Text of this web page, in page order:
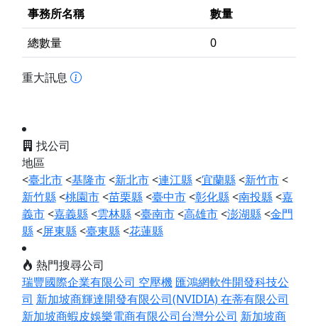
事務所名稱
數量
總數量
0
重大訊息
找公司
地區
<臺北市<基隆市<新北市<連江縣<宜蘭縣<新竹市<
新竹縣<桃園市<苗栗縣<臺中市<彰化縣<南投縣<嘉
義市<嘉義縣<雲林縣<臺南市<高雄市<澎湖縣<金門
縣<屏東縣<臺東縣<花蓮縣
熱門搜尋公司
瑞豐國際企業有限公司 空壓機 匯鴻網軟件開發科技公
司 新加坡商輝達開發有限公司(NVIDIA)在蒂有限公司
新加坡商蝦皮娛樂電商有限公司台灣分公司 新加坡商